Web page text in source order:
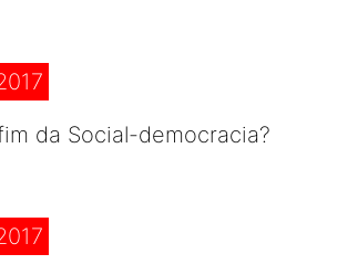
da Social-democracia?